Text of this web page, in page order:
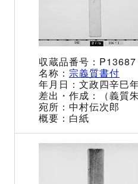
P13687
宗義質書付
文政四辛巳
（義質
中村伝次郎
白紙